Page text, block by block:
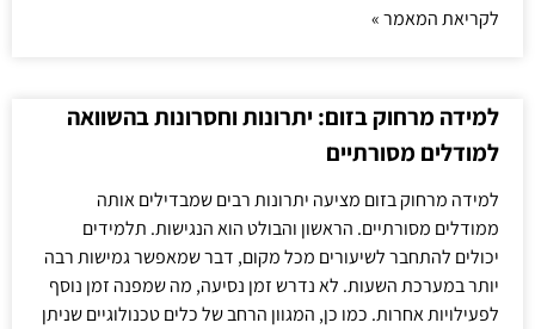
לקריאת המאמר »
למידה מרחוק בזום: יתרונות וחסרונות בהשוואה
למודלים מסורתיים
למידה מרחוק בזום מציעה יתרונות רבים שמבדילים אותה
ממודלים מסורתיים. הראשון והבולט הוא הנגישות. תלמידים
יכולים להתחבר לשיעורים מכל מקום, דבר שמאפשר גמישות רבה
יותר במערכת השעות. לא נדרש זמן נסיעה, מה שמפנה זמן נוסף
לפעילויות אחרות. כמו כן, המגוון הרחב של כלים טכנולוגיים שניתן